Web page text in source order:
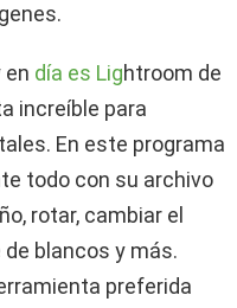
en día es Lightroom de
increíble para
En este programa
todo con su archivo
rotar, cambiar el
blancos y más.
preferida